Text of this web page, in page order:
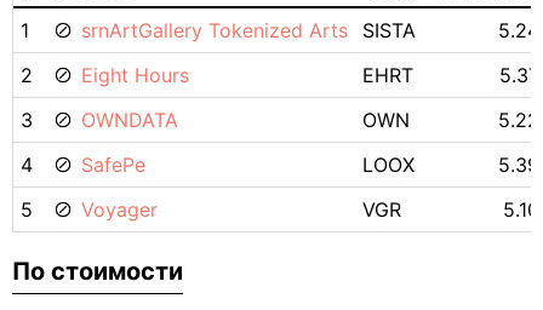
1 srnArtGallery Tokenized Arts SISTA
2
Eight Hours EHRT
3
OWNDATA OWN
4
SafePe LOOX
5
Voyager VGR
По стоимости